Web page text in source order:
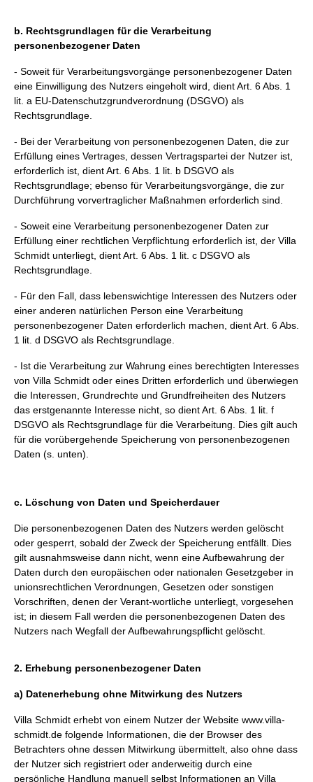
b. Rechtsgrundlagen für die Verarbeitung
personenbezogener Daten
- Soweit für Verarbeitungsvorgänge personenbezogener Daten
eine Einwilligung des Nutzers eingeholt wird, dient Art. 6 Abs. 1
lit. a EU-Datenschutzgrundverordnung (DSGVO) als
Rechtsgrundlage.
- Bei der Verarbeitung von personenbezogenen Daten, die zur
Erfüllung eines Vertrages, dessen Vertragspartei der Nutzer ist,
erforderlich ist, dient Art. 6 Abs. 1 lit. b DSGVO als
Rechtsgrundlage; ebenso für Verarbeitungsvorgänge, die zur
Durchführung vorvertraglicher Maßnahmen erforderlich sind.
- Soweit eine Verarbeitung personenbezogener Daten zur
Erfüllung einer rechtlichen Verpflichtung erforderlich ist, der Villa
Schmidt unterliegt, dient Art. 6 Abs. 1 lit. c DSGVO als
Rechtsgrundlage.
- Für den Fall, dass lebenswichtige Interessen des Nutzers oder
einer anderen natürlichen Person eine Verarbeitung
personenbezogener Daten erforderlich machen, dient Art. 6 Abs.
1 lit. d DSGVO als Rechtsgrundlage.
- Ist die Verarbeitung zur Wahrung eines berechtigten Interesses
von Villa Schmidt oder eines Dritten erforderlich und überwiegen
die Interessen, Grundrechte und Grundfreiheiten des Nutzers
das erstgenannte Interesse nicht, so dient Art. 6 Abs. 1 lit. f
DSGVO als Rechtsgrundlage für die Verarbeitung. Dies gilt auch
für die vorübergehende Speicherung von personenbezogenen
Daten (s. unten).
c. Löschung von Daten und Speicherdauer
Die personenbezogenen Daten des Nutzers werden gelöscht
oder gesperrt, sobald der Zweck der Speicherung entfällt. Dies
gilt ausnahmsweise dann nicht, wenn eine Aufbewahrung der
Daten durch den europäischen oder nationalen Gesetzgeber in
unionsrechtlichen Verordnungen, Gesetzen oder sonstigen
Vorschriften, denen der Verant-wortliche unterliegt, vorgesehen
ist; in diesem Fall werden die personenbezogenen Daten des
Nutzers nach Wegfall der Aufbewahrungspflicht gelöscht.
2. Erhebung personenbezogener Daten
a) Datenerhebung ohne Mitwirkung des Nutzers
Villa Schmidt erhebt von einem Nutzer der Website www.villa-
schmidt.de folgende Informationen, die der Browser des
Betrachters ohne dessen Mitwirkung übermittelt, also ohne dass
der Nutzer sich registriert oder anderweitig durch eine
persönliche Handlung manuell selbst Informationen an Villa